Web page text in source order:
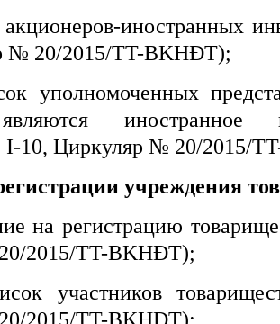
иностранных
№ 20/2015/TT-BKHĐT);
уполномоченных
иностранное
I-10, Циркуляр № 20/2015/
учреждения
на регистрацию
2015/TT-BKHĐT);
участников